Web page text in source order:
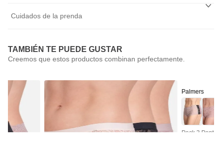
Cuidados de la prenda
TAMBIÉN TE PUEDE GUSTAR
Palmers
Pack 3